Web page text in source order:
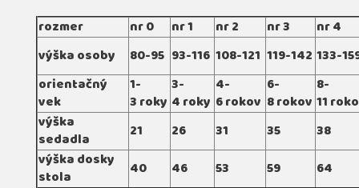
rozmer nr 0 nr 1 nr 2 nr 3
nr 4
výška osoby
80-95 93-116 108-121 119-142 133-
orientačný
vek
1-
3 roky
3-
4 roky
4-
6 rokov
6-
8 rokov
8-
11
výška
sedadla
21 26 31 35
38
výška dosky
stola
40 46 53 59 64